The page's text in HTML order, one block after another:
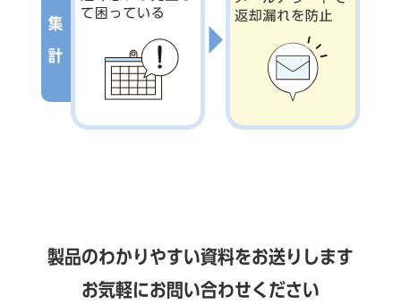
製品のわかりやすい資料をお送りします
お気軽にお問い合わせください